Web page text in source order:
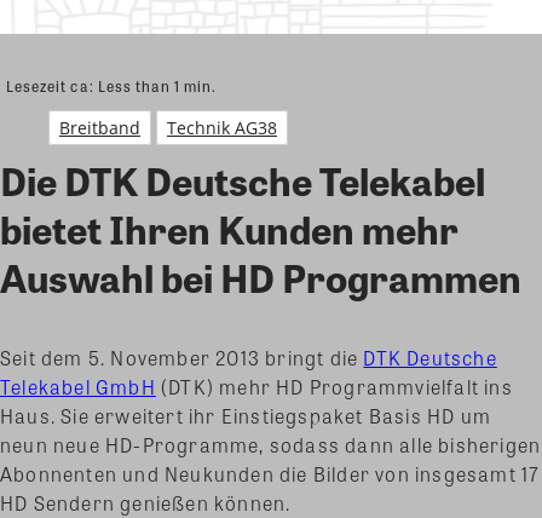
Lesezeit ca: Less than 1 min.
Breitband Technik AG38
Die DTK Deutsche Telekabel
bietet Ihren Kunden mehr
Auswahl bei HD Programmen
Seit dem 5. November 2013 bringt die DTK Deutsche
Telekabel GmbH (DTK) mehr HD Programmvielfalt ins
Haus. Sie erweitert ihr Einstiegspaket Basis HD um
neun neue HD-Programme, sodass dann alle bisherigen
Abonnenten und Neukunden die Bilder von insgesamt 17
HD Sendern genießen können.